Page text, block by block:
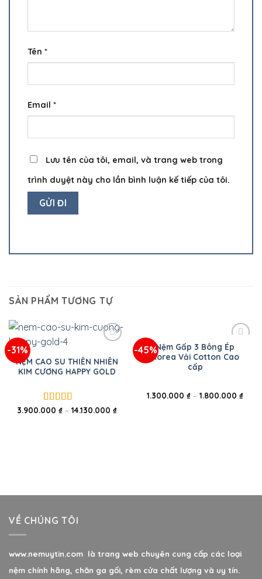
Tên *
Email *
Lưu tên của tôi, email, và trang web trong
trình duyệt này cho lần bình luận kế tiếp của tôi.
SẢN PHẨM TƯƠNG TỰ
-31%
NỆM CAO SU THIÊN NHIÊN
KIM CƯƠNG HAPPY GOLD
Được xếp
3.900.000 ₫ – 14.130.000 ₫
-45%Nệm Gấp 3 Bông Ép
Korea Vải Cotton Cao
cấp
1.300.000 ₫ – 1.800.000 ₫
VỀ CHÚNG TÔI
www.nemuytin.com là trang web chuyên cung cấp các loại
nệm chính hãng, chăn ga gối, rèm cửa chất lượng và uy tín.